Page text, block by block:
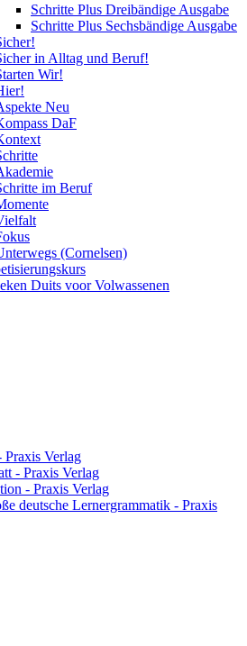
Schritte Plus Dreibändige Ausgabe
Schritte Plus Sechsbändige Ausgabe
in Alltag und Beruf!
Wir!
Neu
DaF
im Beruf
(Cornelsen)
Duits voor Volwassenen
Praxis Verlag
- Praxis Verlag
- Praxis Verlag
deutsche Lernergrammatik - Praxis